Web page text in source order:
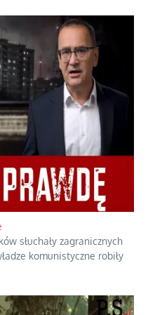
słuchały zagranicznych
komunistyczne robiły